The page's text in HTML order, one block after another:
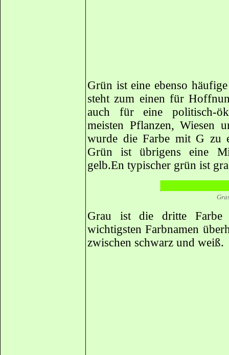
Grün ist eine ebenso
steht zum einen für
auch für eine politisch-
meisten Pflanzen, Wiesen
wurde die Farbe mit G zu
Grün ist übrigens eine
gelb.En typischer grün ist
Grau ist die dritte
wichtigsten Farbnamen
zwischen schwarz und weiß.